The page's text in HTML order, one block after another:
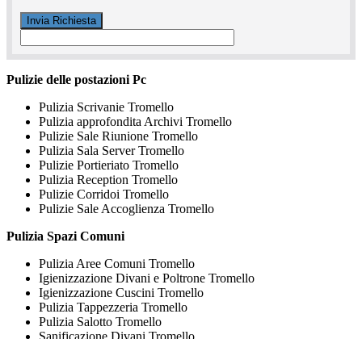
Pulizie delle postazioni Pc
Pulizia Scrivanie Tromello
Pulizia approfondita Archivi Tromello
Pulizie Sale Riunione Tromello
Pulizia Sala Server Tromello
Pulizie Portieriato Tromello
Pulizia Reception Tromello
Pulizie Corridoi Tromello
Pulizie Sale Accoglienza Tromello
Pulizia Spazi Comuni
Pulizia Aree Comuni Tromello
Igienizzazione Divani e Poltrone Tromello
Igienizzazione Cuscini Tromello
Pulizia Tappezzeria Tromello
Pulizia Salotto Tromello